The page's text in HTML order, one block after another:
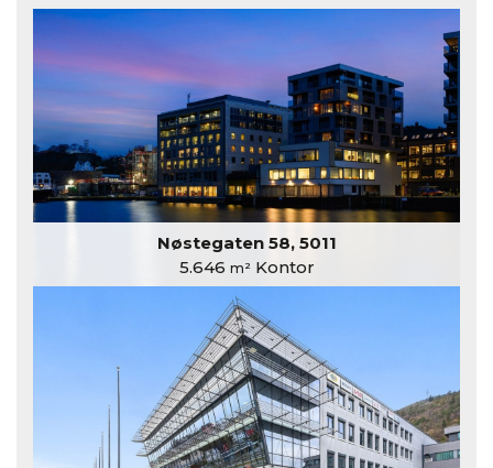
Nøstegaten 58, 5011
5.646 m²Kontor